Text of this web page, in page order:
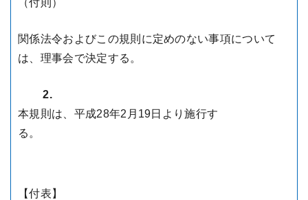
（付則）
関係法令およびこの規則に定めのない事項について
は、理事会で決定する。
2.
本規則は、平成28年2月19日より施行す
る。
【付表】